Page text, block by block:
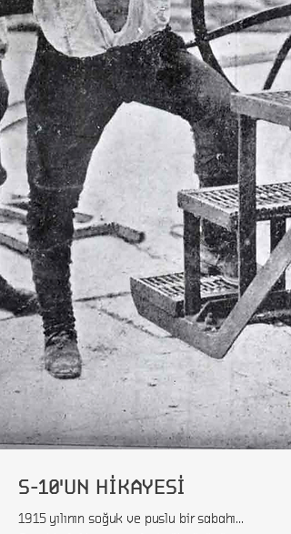
S-10'UN HİKAYESİ
1915 yılının soğuk ve puslu bir sabahı…